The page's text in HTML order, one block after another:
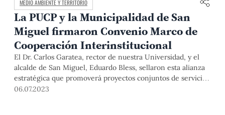
MEDIO AMBIENTE Y TERRITORIO
La PUCP y la Municipalidad de San
Miguel firmaron Convenio Marco de
Cooperación Interinstitucional
El Dr. Carlos Garatea, rector de nuestra Universidad, y el
alcalde de San Miguel, Eduardo Bless, sellaron esta alianza
estratégica que promoverá proyectos conjuntos de servicio
a la comunidad en temas como desarrollo urbano, medio
06.07.2023